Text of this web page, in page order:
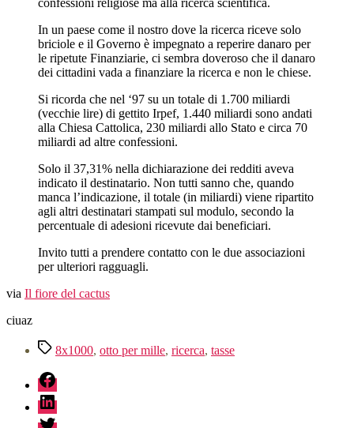
confessioni religiose ma alla ricerca scientifica.
In un paese come il nostro dove la ricerca riceve solo
briciole e il Governo è impegnato a reperire danaro per
le ripetute Finanziarie, ci sembra doveroso che il danaro
dei cittadini vada a finanziare la ricerca e non le chiese.
Si ricorda che nel ‘97 su un totale di 1.700 miliardi
(vecchie lire) di gettito Irpef, 1.440 miliardi sono andati
alla Chiesa Cattolica, 230 miliardi allo Stato e circa 70
miliardi ad altre confessioni.
Solo il 37,31% nella dichiarazione dei redditi aveva
indicato il destinatario. Non tutti sanno che, quando
manca l’indicazione, il totale (in miliardi) viene ripartito
agli altri destinatari stampati sul modulo, secondo la
percentuale di adesioni ricevute dai beneficiari.
Invito tutti a prendere contatto con le due associazioni
per ulteriori ragguagli.
via Il fiore del cactus
ciuaz
Tag 8x1000, otto per mille, ricerca, tasse
fb
linkedin
twitter